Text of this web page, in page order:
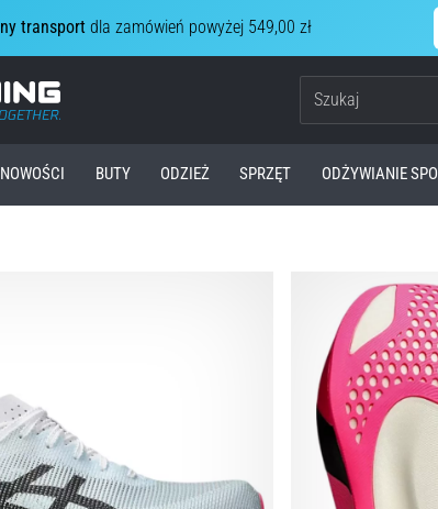
transportdla zamówień powyżej 549,00 zł
Top4Running.pl
NOWOŚCI BUTY ODZIEŻ SPRZĘT ODŻYWIANIE